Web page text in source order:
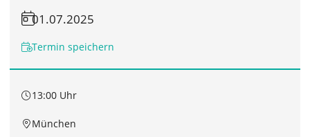
01.07.2025
Termin speichern
13:00 Uhr
München